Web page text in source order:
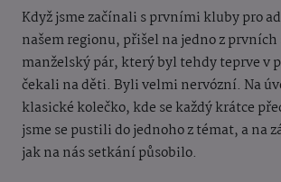
Když jsme začínali s prvními kluby pro
našem regionu, přišel na jedno z
manželský pár, který byl tehdy teprve v
čekali na děti. Byli velmi nervózní. Na
klasické kolečko, kde se každý krátce
jsme se pustili do jednoho z témat, a na
jak na nás setkání působilo.